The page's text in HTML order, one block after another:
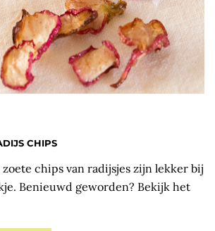
CHIPS
chips van radijsjes zijn lekker bij
Benieuwd geworden? Bekijk het